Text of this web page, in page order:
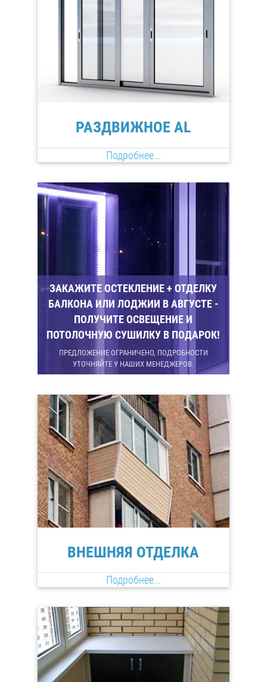
РАЗДВИЖНОЕ AL
Подробнее...
ЗАКАЖИТЕ ОСТЕКЛЕНИЕ + ОТДЕЛКУ
БАЛКОНА ИЛИ ЛОДЖИИ В АВГУСТЕ -
ПОЛУЧИТЕ ОСВЕЩЕНИЕ И
ПОТОЛОЧНУЮ СУШИЛКУ В ПОДАРОК!
ПРЕДЛОЖЕНИЕ ОГРАНИЧЕНО, ПОДРОБНОСТИ
УТОЧНЯЙТЕ У НАШИХ МЕНЕДЖЕРОВ.
ВНЕШНЯЯ ОТДЕЛКА
Подробнее...